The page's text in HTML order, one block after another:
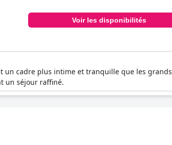
Voir les disponibilités
un cadre plus intime et tranquille que les grands
un séjour raffiné.